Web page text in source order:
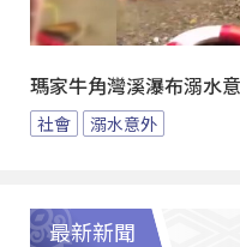
瑪家牛角灣溪瀑布溺水
社會 溺水意外
最新新聞